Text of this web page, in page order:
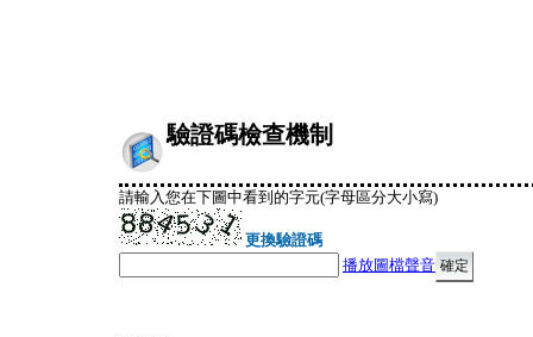
驗證碼檢查機制
請輸入您在下圖中看到的字元(字母區分大小寫)
更換驗證碼
播放圖檔聲音